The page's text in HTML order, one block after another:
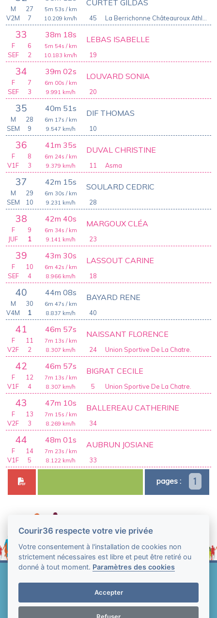
45
CURTET GILDAS
5m 53s / km
10.209 km/h
M
27
V2M
7
33 38m 18s
19
LEBAS ISABELLE
5m 54s / km
10.183 km/h
F
6
SEF
2
34 39m 02s
20
LOUVARD SONIA
6m 00s / km
9.991 km/h
F
7
SEF
3
35 40m 51s
10
DIF THOMAS
6m 17s / km
9.547 km/h
M
28
SEM
9
36 41m 35s
11
DUVAL CHRISTINE
6m 24s / km
9.379 km/h
F
8
V1F
3 Asma
37 42m 15s
28
SOULARD CEDRIC
6m 30s / km
9.231 km/h
M
29
SEM
10
38 42m 40s
23
MARGOUX CLÉA
6m 34s / km
9.141 km/h
F
9
JUF
1
39 43m 30s
18
LASSOUT CARINE
6m 42s / km
8.966 km/h
F
10
SEF
4
40 44m 08s
40
BAYARD RENE
6m 47s / km
8.837 km/h
M
30
V4M
1
41 46m 57s
24
NAISSANT FLORENCE
7m 13s / km
8.307 km/h
F
11
V2F
2 Union Sportive De La Chatre.
42 46m 57s
5
BIGRAT CECILE
7m 13s / km
8.307 km/h
F
12
V1F
4 Union Sportive De La Chatre.
43 47m 10s
34
BALLEREAU CATHERINE
7m 15s / km
8.269 km/h
F
13
V2F
3
44 48m 01s
33
AUBRUN JOSIANE
7m 23s / km
8.122 km/h
F
14
V1F
5
pages : 1
2004-2026
Mentions légales et conditions générales
Courir36 respecte votre vie privée
Votre consentement à l'installation de cookies non
strictement nécessaires est libre et peut être retiré ou
donné à tout moment. Paramètres des cookies
Accepter
Refuser